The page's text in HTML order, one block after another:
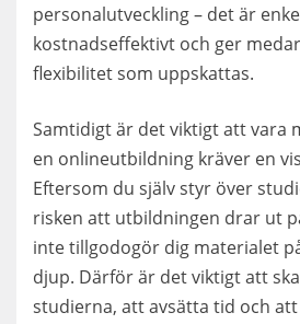
personalutveckling – det är
kostnadseffektivt och ger
flexibilitet som uppskattas.
Samtidigt är det viktigt att vara
en onlineutbildning kräver en
Eftersom du själv styr över
risken att utbildningen drar ut
inte tillgodogör dig materialet
djup. Därför är det viktigt att
studierna, att avsätta tid och